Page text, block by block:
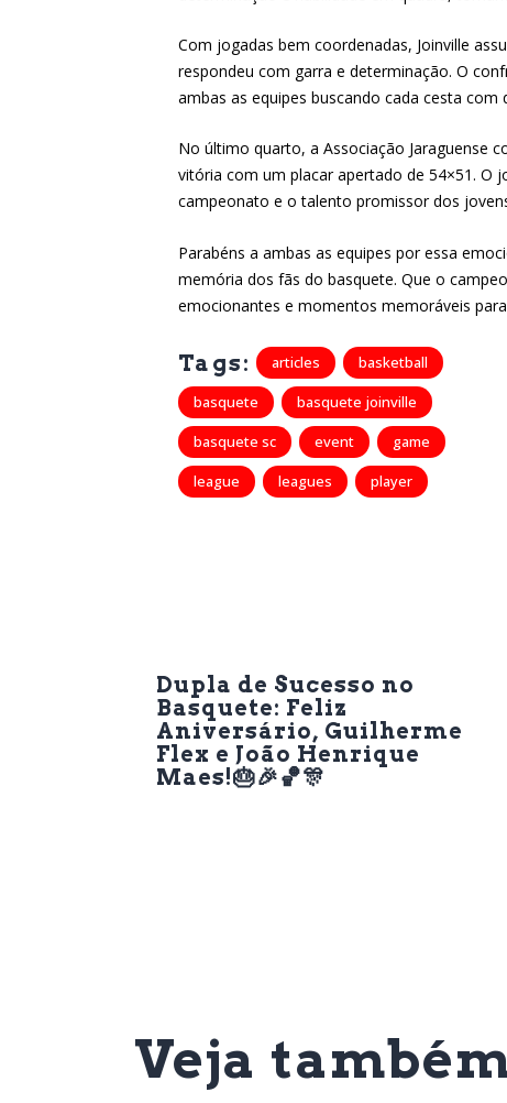
Com jogadas bem coordenadas, Joinville
respondeu com garra e determinação. O
ambas as equipes buscando cada cesta com
No último quarto, a Associação Jaraguense
vitória com um placar apertado de 54×51. O
campeonato e o talento promissor dos
Parabéns a ambas as equipes por essa
memória dos fãs do basquete. Que o
emocionantes e momentos memoráveis
Tags: articles
basketball
basquete
basquete joinville
basquete sc
event
game
league
leagues player
Dupla de Sucesso no
Basquete: Feliz
Aniversário, Guilherme
Flex e João Henrique
Maes!🎂🎉🏀🎊
Veja